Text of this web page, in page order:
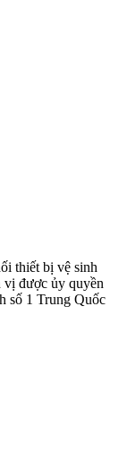
thiết bị vệ sinh
vị được ủy quyền
số 1 Trung Quốc